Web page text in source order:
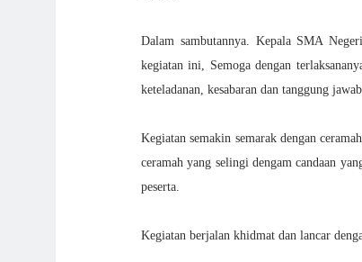
Dalam sambutannya. Kepala SMA
kegiatan ini, Semoga dengan
keteladanan, kesabaran dan tanggung
Kegiatan semakin semarak dengan
ceramah yang selingi dengam candaan
peserta.
Kegiatan berjalan khidmat dan lancar